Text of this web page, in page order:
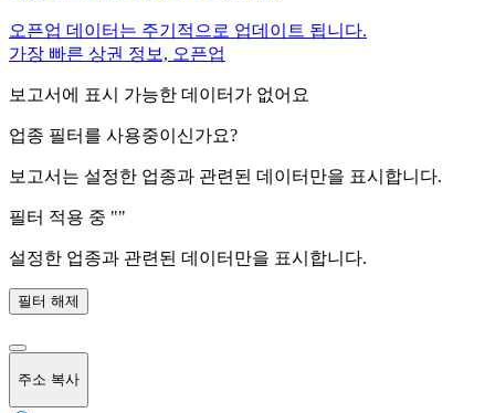
오픈업 데이터는 주기적으로 업데이트 됩니다.
가장 빠른 상권 정보, 오픈업
보고서에 표시 가능한 데이터가 없어요
업종 필터를 사용중이신가요?
보고서는 설정한 업종과 관련된 데이터만을 표시합니다.
필터 적용 중 ""
설정한 업종과 관련된 데이터만을 표시합니다.
필터 해제
주소 복사